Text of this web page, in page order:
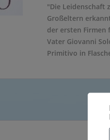
"Die Leidenschaft
Großeltern
der ersten Firmen
Vater Giovanni
Primitivo in